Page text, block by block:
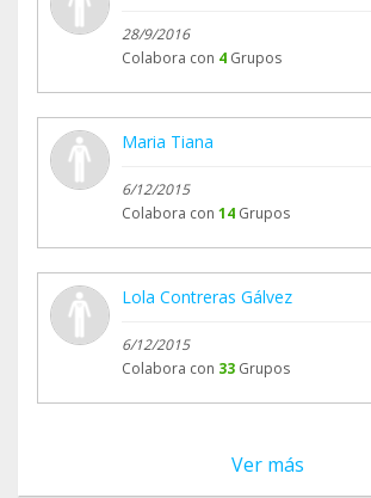
28/9/2016
Colabora con 4 Grupos
Maria Tiana
6/12/2015
Colabora con 14 Grupos
Lola Contreras Gálvez
6/12/2015
Colabora con 33 Grupos
Ver más